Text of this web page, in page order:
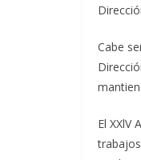
Cabe
El XXlV